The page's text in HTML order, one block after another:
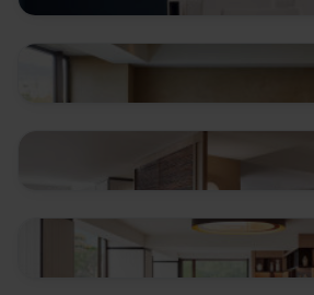
Epicentro de Eventos
Barcelona
504.00 €/h
Sala Kaijū